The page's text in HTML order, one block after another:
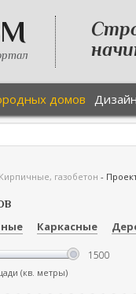
домов
Кирпичные, газобетон -
Каркасные
(кв. метры)